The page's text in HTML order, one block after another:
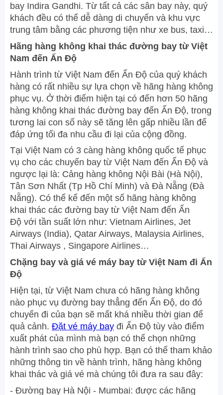
bay Indira Gandhi. Từ tất cả các sân bay này, quý
khách đều có thể dễ dàng di chuyển và khu vực
trung tâm bằng các phương tiện như xe bus, taxi…
Hãng hàng không khai thác đường bay từ Việt
Nam đến Ấn Độ
Hành trình từ Việt Nam đến Ấn Độ của quý khách
hàng có rất nhiều sự lựa chọn về hãng hàng không
phục vụ. Ở thời điểm hiện tại có đến hơn 50 hãng
hàng không khai thác đường bay đến Ấn Độ, trong
tương lai con số này sẽ tăng lên gấp nhiều lần để
đáp ứng tối đa nhu cầu đi lại của cộng đồng.
Tại Việt Nam có 3 càng hàng không quốc tế phục
vụ cho các chuyến bay từ Việt Nam đến Ấn Độ và
ngược lại là: Cảng hàng không Nội Bài (Hà Nội),
Tân Sơn Nhất (Tp Hồ Chí Minh) và Đà Nẵng (Đà
Nẵng). Có thể kể đến một số hãng hàng không
khai thác các đường bay từ Việt Nam đến Ấn
Độ với tần suất lớn như: Vietnam Airlines, Jet
Airways (India), Qatar Airways, Malaysia Airlines,
Thai Airways , Singapore Airlines…
Chặng bay và giá vé máy bay từ Việt Nam đi Ấn
Độ
Hiện tại, từ Việt Nam chưa có hãng hàng không
nào phục vụ đường bay thẳng đến Ấn Độ, do đó
chuyến đi của bạn sẽ mất khá nhiều thời gian để
quả cảnh. Đặt vé máy bay đi Ấn Độ tùy vào điểm
xuất phát của mình mà bạn có thể chọn những
hành trình sao cho phù hợp. Bạn có thể tham khảo
những thông tin về hành trình, hãng hàng không
khai thác và giá vé mà chúng tôi đưa ra sau đây:
- Đường bay Hà Nội - Mumbai: được các hãng